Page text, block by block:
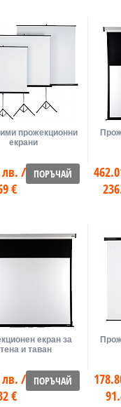
ПОРЪЧАЙ
лв. /
€
прожекционни
екрани
ПОРЪЧАЙ
лв. /
€
екран за
и таван